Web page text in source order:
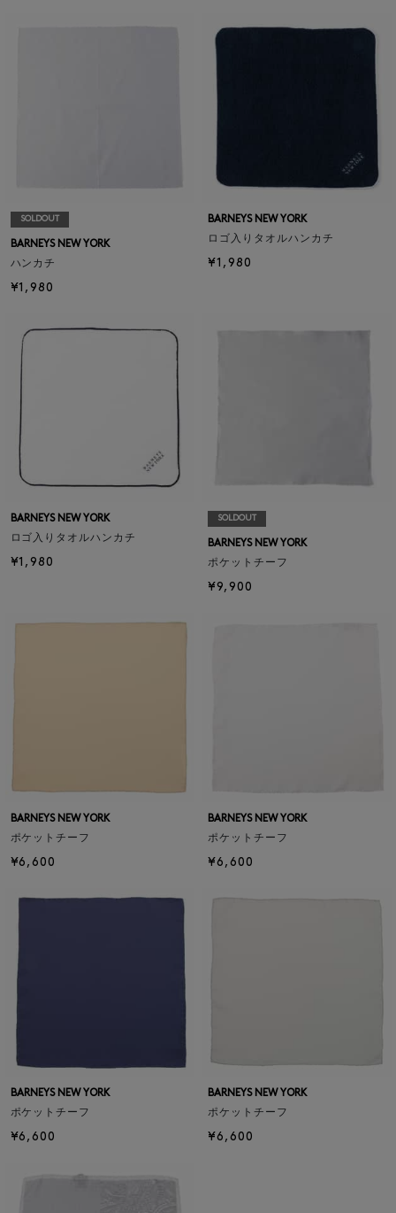
SOLDOUT
BARNEYS NEW YORK
ハンカチ
¥1,980
BARNEYS NEW YORK
ロゴ入りタオルハンカチ
¥1,980
BARNEYS NEW YORK
ロゴ入りタオルハンカチ
¥1,980
SOLDOUT
BARNEYS NEW YORK
ポケットチーフ
¥9,900
BARNEYS NEW YORK
ポケットチーフ
¥6,600
BARNEYS NEW YORK
ポケットチーフ
¥6,600
BARNEYS NEW YORK
ポケットチーフ
¥6,600
BARNEYS NEW YORK
ポケットチーフ
¥6,600